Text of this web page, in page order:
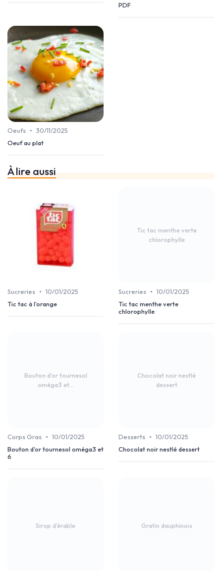
PDF
Oeufs • 30/11/2025
Oeuf au plat
À lire aussi
Sucreries • 10/01/2025
Tic tac à l'orange
Tic tac menthe verte
chlorophylle
Sucreries • 10/01/2025
Tic tac menthe verte
chlorophylle
Bouton d'or tournesol
oméga3 et...
Corps Gras • 10/01/2025
Bouton d'or tournesol oméga3 et
6
Chocolat noir nestlé
dessert
Desserts • 10/01/2025
Chocolat noir nestlé dessert
Sirop d'érable Gratin dauphinois